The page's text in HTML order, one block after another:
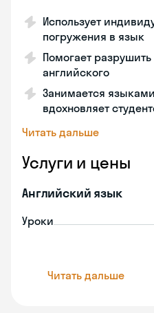
Использует
погружения в язык
Помогает
английского
Занимается
вдохновляет
Читать дальше
Услуги и цены
Английский язык
Уроки
Читать дальше